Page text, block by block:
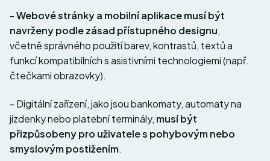
-Webové stránky a mobilní aplikace musí být
navrženy podle zásad přístupného designu,
včetně správného použití barev, kontrastů, textů a
funkcí kompatibilních s asistivními technologiemi (např.
čtečkami obrazovky).
- Digitální zařízení, jako jsou bankomaty, automaty na
jízdenky nebo platební terminály, musí být
přizpůsobeny pro uživatele s pohybovým nebo
smyslovým postižením.